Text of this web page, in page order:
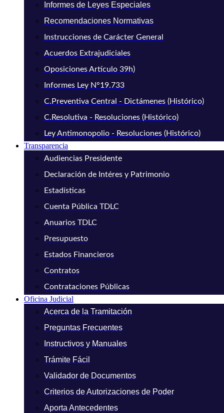
Informes de Leyes Especiales
Recomendaciones Normativas
Instrucciones de Carácter General
Acuerdos Extrajudiciales
Oposiciones Artículo 39h)
Informes Ley N°19.733
C.Preventiva Central - Dictámenes (Histórico)
C.Resolutiva - Resoluciones (Histórico)
Ley Antimonopolio - Resoluciones (Histórico)
Transparencia
Audiencias Presidente
Declaración de Intéres y Patrimonio
Estadísticas
Cuenta Pública TDLC
Anuarios TDLC
Presupuesto
Estados Financieros
Contratos
Contrataciones Públicas
Oficina Judicial
Acerca de la Tramitación
Preguntas Frecuentes
Instructivos y Manuales
Trámite Fácil
Validador de Documentos
Criterios de Autorizaciones de Poder
Aporta Antecedentes